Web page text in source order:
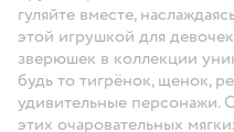
гуляйте вместе,
этой игрушкой для
зверюшек в коллекции
будь то тигрёнок, щенок,
удивительные персонажи.
этих очаровательных